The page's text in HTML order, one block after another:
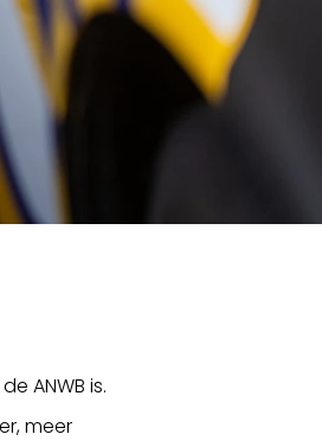
ANWB is.
meer